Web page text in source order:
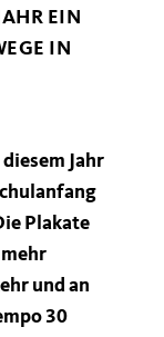
EIN
IN
Jahr
Plakate
und an
30